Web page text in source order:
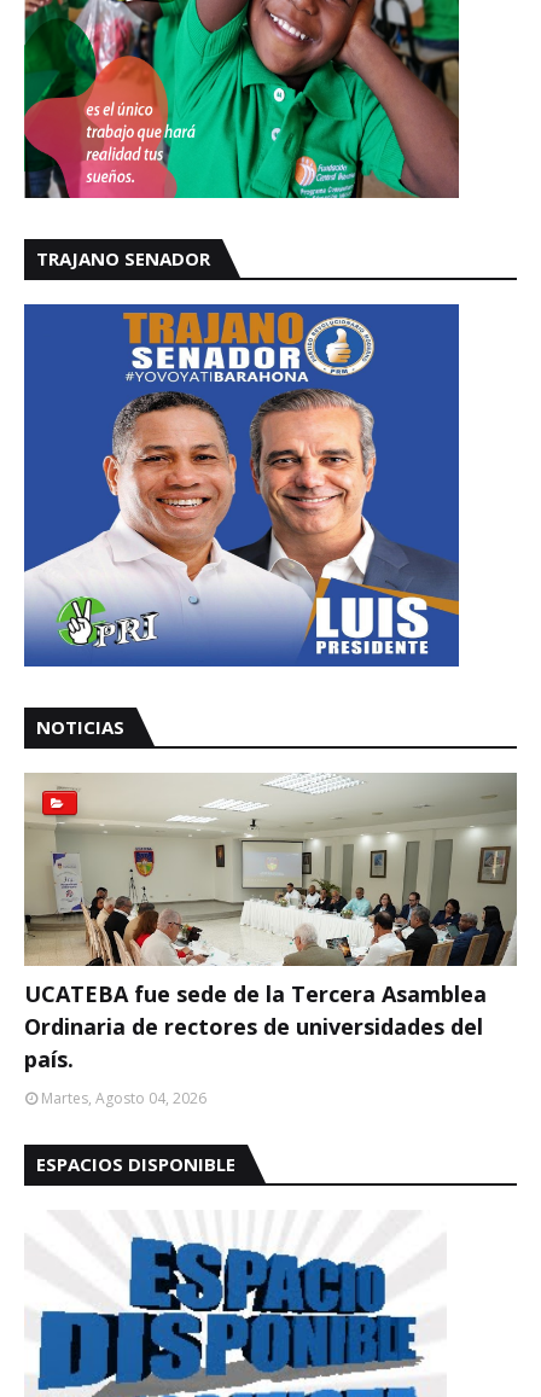
TRAJANO SENADOR
NOTICIAS
UCATEBA fue sede de la Tercera Asamblea
Ordinaria de rectores de universidades del
país.
Martes, Agosto 04, 2026
ESPACIOS DISPONIBLE